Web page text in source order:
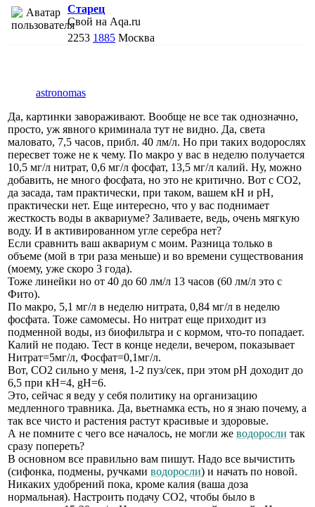
Старец
Свой на Aqa.ru
2253 1885 Москва
astronomas
Да, картинки завораживают. Вообще не все так однозначно,
просто, уж явного криминала тут не видно. Да, света
маловато, 7,5 часов, прибл. 40 лм/л. Но при таких водорослях
пересвет тоже не к чему. По макро у вас в неделю получается
10,5 мг/л нитрат, 0,6 мг/л фосфат, 13,5 мг/л калий. Ну, можно
добавить, не много фосфата, но это не критично. Вот с СО2,
да засада, там практически, при таком, вашем кН и рН,
практически нет. Еще интересно, что у вас поднимает
жесткость воды в аквариуме? Заливаете, ведь, очень мягкую
воду. И в активированном угле серебра нет?
Если сравнить ваш аквариум с моим. Разница только в
объеме (мой в три раза меньше) и во времени существования
(моему, уже скоро 3 года).
Тоже линейки но от 40 до 60 лм/л 13 часов (60 лм/л это с
Фито).
По макро, 5,1 мг/л в неделю нитрата, 0,84 мг/л в неделю
фосфата. Тоже самомесы. Но нитрат еще приходит из
подменной воды, из биофильтра и с кормом, что-то попадает.
Калий не подаю. Тест в конце недели, вечером, показывает
Нитрат=5мг/л, Фосфат=0,1мг/л.
Вот, СО2 сильно у меня, 1-2 пуз/сек, при этом рН доходит до
6,5 при кН=4, gH=6.
Это, сейчас я веду у себя политику на организацию
медленного травника. Да, вьетнамка есть, но я знаю почему, а
так все чисто и растения растут красивые и здоровые.
А не помните с чего все началось, не могли же водоросли так
сразу попереть?
В основном все правильно вам пишут. Надо все вычистить
(сифонка, подмены, ручками водоросли) и начать по новой.
Никаких удобрений пока, кроме калия (ваша доза
нормальная). Настроить подачу СО2, чтобы было в